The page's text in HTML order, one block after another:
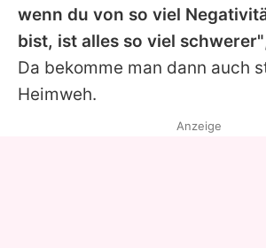
wenn du von so viel
bist, ist alles so viel schwerer"
Da bekomme man dann auch
Heimweh.
Anzeige